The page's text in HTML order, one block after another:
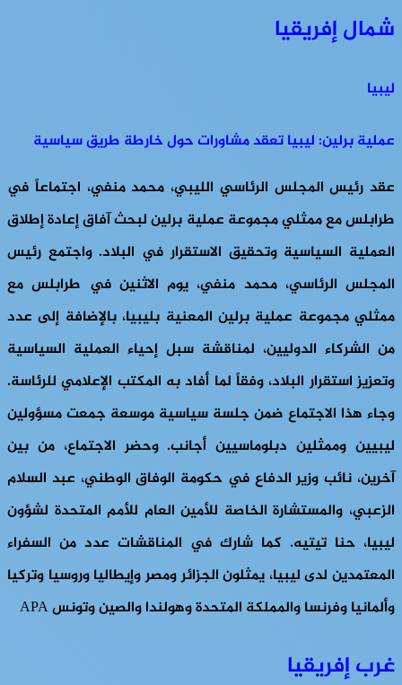
شمال إفريقيا
ليبيا
عملية برلين: ليبيا تعقد مشاورات حول خارطة طريق سياسية
عقد رئيس المجلس الرئاسي الليبي، محمد منفي، اجتماعاً في
طرابلس مع ممثلي مجموعة عملية برلين لبحث آفاق إعادة إطلاق
العملية السياسية وتحقيق الاستقرار في البلاد. واجتمع رئيس
المجلس الرئاسي، محمد منفي، يوم الاثنين في طرابلس مع
ممثلي مجموعة عملية برلين المعنية بليبيا، بالإضافة إلى عدد
من الشركاء الدوليين، لمناقشة سبل إحياء العملية السياسية
وتعزيز استقرار البلاد، وفقاً لما أفاد به المكتب الإعلامي للرئاسة.
وجاء هذا الاجتماع ضمن جلسة سياسية موسعة جمعت مسؤولين
ليبيين وممثلين دبلوماسيين أجانب. وحضر الاجتماع، من بين
آخرين، نائب وزير الدفاع في حكومة الوفاق الوطني، عبد السلام
الزعبي، والمستشارة الخاصة للأمين العام للأمم المتحدة لشؤون
ليبيا، حنا تيتيه. كما شارك في المناقشات عدد من السفراء
المعتمدين لدى ليبيا، يمثلون الجزائر ومصر وإيطاليا وروسيا وتركيا
وألمانيا وفرنسا والمملكة المتحدة وهولندا والصين وتونس APA
غرب إفريقيا